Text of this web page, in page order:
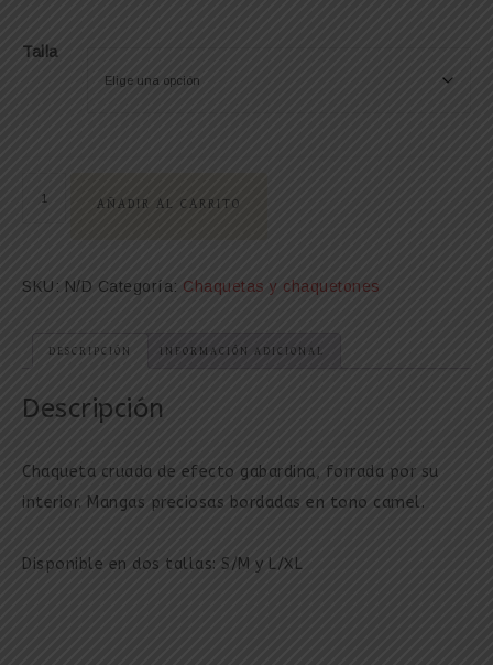
Talla
AÑADIR AL CARRITO
SKU: N/D Categoría: Chaquetas y chaquetones
DESCRIPCIÓN INFORMACIÓN ADICIONAL
Descripción
Chaqueta cruada de efecto gabardina, forrada por su
interior. Mangas preciosas bordadas en tono camel.
Disponible en dos tallas: S/M y L/XL